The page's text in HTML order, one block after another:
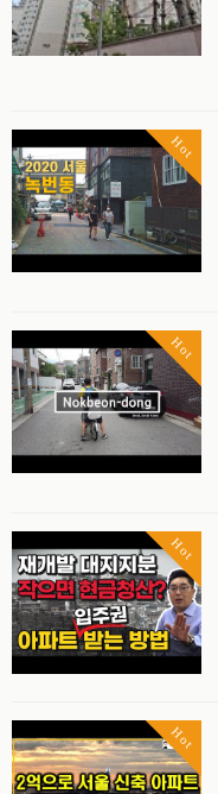
Hot
Hot
Hot
Hot